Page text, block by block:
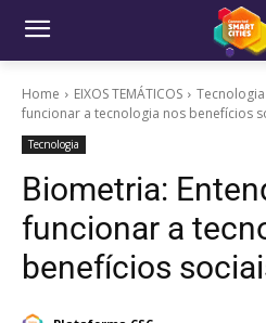
Home EIXOS TEMÁTICOS Tecnologia
funcionar a tecnologia nos benefícios
Tecnologia
Biometria:
funcionar a
benefícios